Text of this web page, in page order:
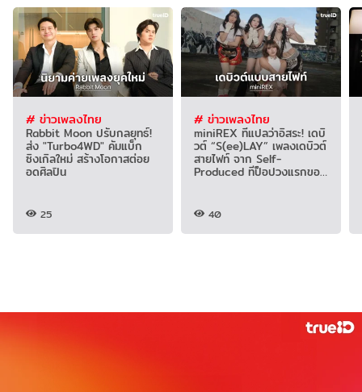
# ข่าวเพลงไทย
Rabbit Moon ปรับกลยุทธ์!
ส่ง "Turbo4WD" คัมแบ็ก
ซิงเกิลใหม่ สร้างโอกาสต่อย
อดศิลปิน
25
# ข่าวเพลงไทย
miniREX ที่แปลว่าอิสระ! เดบิ
วต์ “S(ee)LAY” เพลงเดบิวต์
สายไฟท์ จาก Self-
Produced ทีป็อปวงแรกของ
40